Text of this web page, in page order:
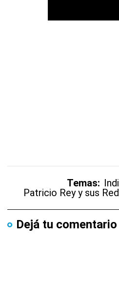
Temas:
Patricio Rey y sus
Dejá tu comentario